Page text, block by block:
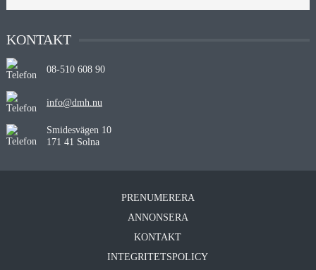
KONTAKT
08-510 608 90
info@dmh.nu
Smidesvägen 10
171 41 Solna
PRENUMERERA
ANNONSERA
KONTAKT
INTEGRITETSPOLICY